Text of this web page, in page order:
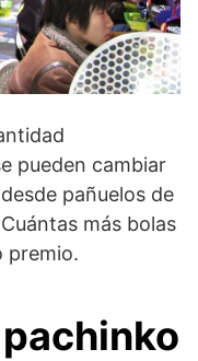
pueden cambiar
pañuelos de
más bolas
premio.